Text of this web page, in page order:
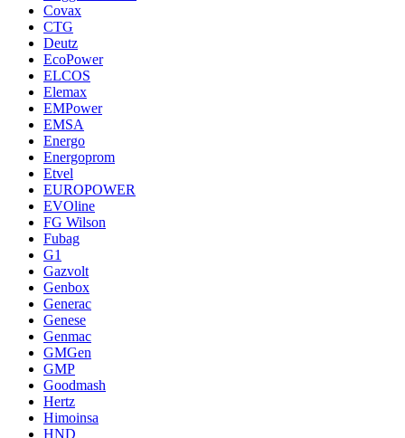
Covax
CTG
Deutz
EcoPower
ELCOS
Elemax
EMPower
EMSA
Energo
Energoprom
Etvel
EUROPOWER
EVOline
FG Wilson
Fubag
G1
Gazvolt
Genbox
Generac
Genese
Genmac
GMGen
GMP
Goodmash
Hertz
Himoinsa
HND